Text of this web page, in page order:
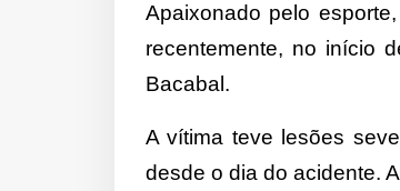
Apaixonado pelo
recentemente, no início
Bacabal.
A vítima teve lesões
desde o dia do acidente.